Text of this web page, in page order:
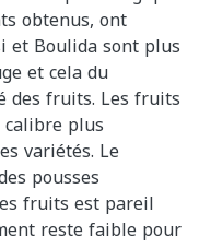
obtenus, ont
et Boulida sont plus
et cela du
des fruits. Les fruits
plus
variétés. Le
pousses
fruits est pareil
reste faible pour